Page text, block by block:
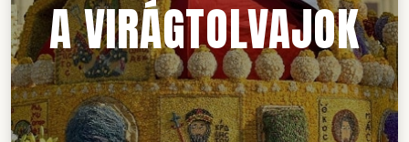
A VIRÁGTOLVAJOK